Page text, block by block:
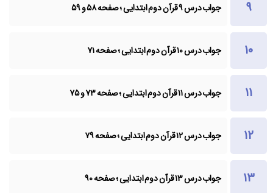
جواب درس ۹ قرآن دوم ابتدایی ؛ صفحه ۵۸ و ۵۹
جواب درس ۱۰ قرآن دوم ابتدایی ؛ صفحه ۷۱
جواب درس ۱۱ قرآن دوم ابتدایی ؛ صفحه ۷۳ و ۷۵
جواب درس ۱۲ قرآن دوم ابتدایی ؛ صفحه ۷۹
جواب درس ۱۳ قرآن دوم ابتدایی ؛ صفحه ۹۰